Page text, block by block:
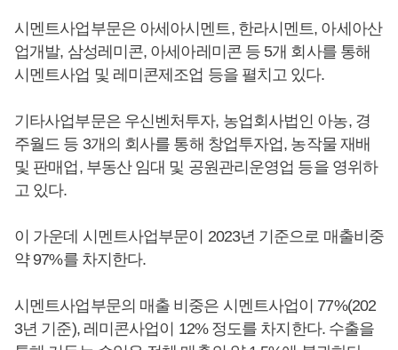
시멘트사업부문은 아세아시멘트, 한라시멘트, 아세아산
업개발, 삼성레미콘, 아세아레미콘 등 5개 회사를 통해
시멘트사업 및 레미콘제조업 등을 펼치고 있다.
기타사업부문은 우신벤처투자, 농업회사법인 아농, 경
주월드 등 3개의 회사를 통해 창업투자업, 농작물 재배
및 판매업, 부동산 임대 및 공원관리운영업 등을 영위하
고 있다.
이 가운데 시멘트사업부문이 2023년 기준으로 매출비중
약 97%를 차지한다.
시멘트사업부문의 매출 비중은 시멘트사업이 77%(202
3년 기준), 레미콘사업이 12% 정도를 차지한다. 수출을